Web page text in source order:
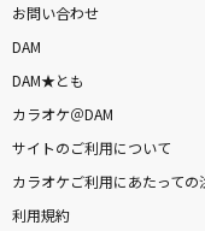
お問い合わせ
DAM
DAM★とも
カラオケ＠DAM
サイトのご利用について
カラオケご利用にあたっての
利用規約